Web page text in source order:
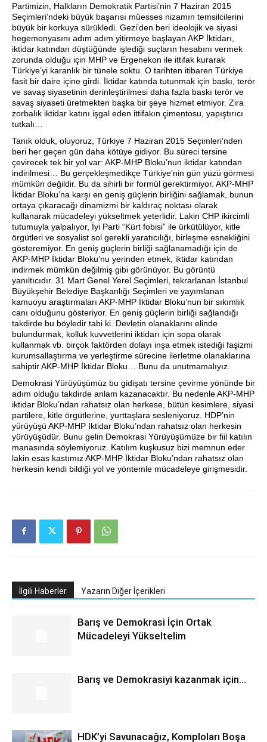
Partimizin, Halkların Demokratik Partisi’nin 7 Haziran 2015
Seçimleri’ndeki büyük başarısı müesses nizamın temsilcilerini
büyük bir korkuya sürükledi. Gezi’den beri ideolojik ve siyasi
hegemonyasını adım adım yitirmeye başlayan AKP İktidarı,
iktidar katından düştüğünde işlediği suçların hesabını vermek
zorunda olduğu için MHP ve Ergenekon ile ittifak kurarak
Türkiye’yi karanlık bir tünele soktu. O tarihten itibaren Türkiye
fasit bir daire içine girdi. İktidar katında tutunmak için baskı, terör
ve savaş siyasetinin derinleştirilmesi daha fazla baskı terör ve
savaş siyaseti üretmekten başka bir şeye hizmet etmiyor. Zira
zorbalık iktidar katını işgal eden ittifakın çimentosu, yapıştırıcı
tutkalı…
Tanık olduk, oluyoruz, Türkiye 7 Haziran 2015 Seçimleri’nden
beri her geçen gün daha kötüye gidiyor. Bu süreci tersine
çevirecek tek bir yol var: AKP-MHP Bloku’nun iktidar katından
indirilmesi… Bu gerçekleşmedikçe Türkiye’nin gün yüzü görmesi
mümkün değildir. Bu da sihirli bir formül gerektirmiyor. AKP-MHP
İktidar Bloku’na karşı en geniş güçlerin birliğini sağlamak, bunun
ortaya çıkaracağı dinamizmi bir kaldıraç noktası olarak
kullanarak mücadeleyi yükseltmek yeterlidir. Lakin CHP ikircimli
tutumuyla yalpalıyor, İyi Parti “Kürt fobisi” ile ürkütülüyor, kitle
örgütleri ve sosyalist sol gerekli yaratıcılığı, birleşme esnekliğini
gösteremiyor. En geniş güçlerin birliği sağlanamadığı için de
AKP-MHP İktidar Bloku’nu yerinden etmek, iktidar katından
indirmek mümkün değilmiş gibi görünüyor. Bu görüntü
yanıltıcıdır. 31 Mart Genel Yerel Seçimleri, tekrarlanan İstanbul
Büyükşehir Belediye Başkanlığı Seçimleri ve yayımlanan
kamuoyu araştırmaları AKP-MHP İktidar Bloku’nun bir sıkımlık
canı olduğunu gösteriyor. En geniş güçlerin birliği sağlandığı
takdirde bu böyledir tabi ki. Devletin olanaklarını elinde
bulundurmak, kolluk kuvvetlerini iktidarı için sopa olarak
kullanmak vb. birçok faktörden dolayı inşa etmek istediği faşizmi
kurumsallaştırma ve yerleştirme sürecine ilerletme olanaklarına
sahiptir AKP-MHP İktidar Bloku… Bunu da unutmamalıyız.
Demokrasi Yürüyüşümüz bu gidişatı tersine çevirme yönünde bir
adım olduğu takdirde anlam kazanacaktır. Bu nedenle AKP-MHP
iktidar Bloku’ndan rahatsız olan herkese, bütün kesimlere, siyasi
partilere, kitle örgütlerine, yurttaşlara sesleniyoruz. HDP’nin
yürüyüşü AKP-MHP İktidar Bloku’ndan rahatsız olan herkesin
yürüyüşüdür. Bunu gelin Demokrasi Yürüyüşümüze bir fiil katılın
manasında söylemiyoruz. Katılım kuşkusuz bizi memnun eder
lakin esas kastımız AKP-MHP İktidar Bloku’ndan rahatsız olan
herkesin kendi bildiği yol ve yöntemle mücadeleye girişmesidir.
İlgili Haberler Yazarın Diğer İçerikleri
Barış ve Demokrasi İçin Ortak
Mücadeleyi Yükseltelim
Barış ve Demokrasiyi kazanmak için…
HDK’yi Savunacağız, Komploları Boşa